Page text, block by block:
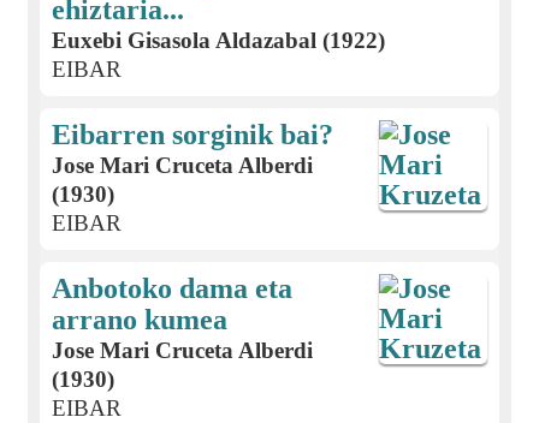
ehiztaria...
Euxebi Gisasola Aldazabal (1922)
EIBAR
Eibarren sorginik bai?
Jose Mari Cruceta Alberdi
(1930)
EIBAR
Anbotoko dama eta
arrano kumea
Jose Mari Cruceta Alberdi
(1930)
EIBAR